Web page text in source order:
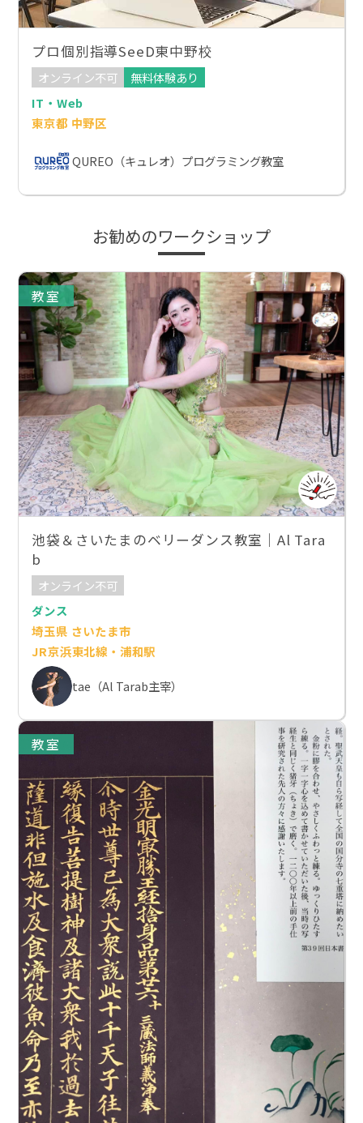
プロ個別指導SeeD東中野校
オンライン不可
無料体験あり
IT・Web
東京都 中野区
QUREO（キュレオ）プログラミング教室
お勧めのワークショップ
教室
池袋＆さいたまのベリーダンス教室｜Al Tara
b
オンライン不可
ダンス
埼玉県 さいたま市
JR京浜東北線・浦和駅
tae（Al Tarab主宰）
教室